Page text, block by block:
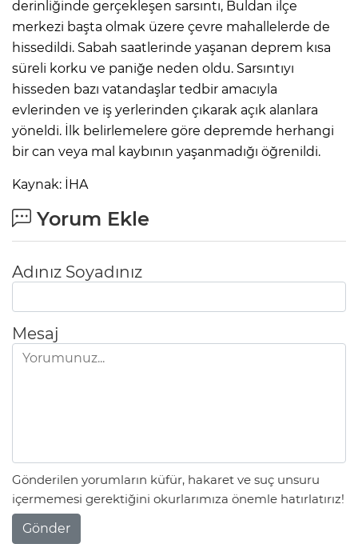
derinliğinde gerçekleşen sarsıntı, Buldan ilçe
merkezi başta olmak üzere çevre mahallelerde de
hissedildi. Sabah saatlerinde yaşanan deprem kısa
süreli korku ve paniğe neden oldu. Sarsıntıyı
hisseden bazı vatandaşlar tedbir amacıyla
evlerinden ve iş yerlerinden çıkarak açık alanlara
yöneldi. İlk belirlemelere göre depremde herhangi
bir can veya mal kaybının yaşanmadığı öğrenildi.
Kaynak: İHA
Yorum Ekle
Adınız Soyadınız
Mesaj
Gönderilen yorumların küfür, hakaret ve suç unsuru
içermemesi gerektiğini okurlarımıza önemle hatırlatırız!
Gönder